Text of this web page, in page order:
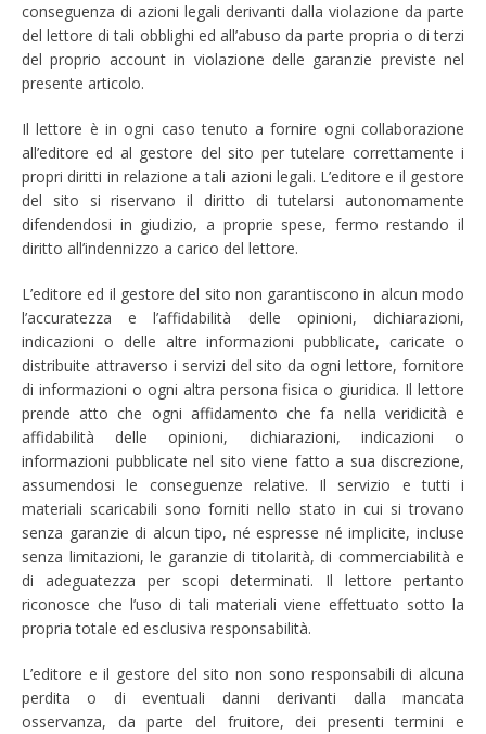
conseguenza di azioni legali derivanti dalla violazione da parte
del lettore di tali obblighi ed all’abuso da parte propria o di terzi
del proprio account in violazione delle garanzie previste nel
presente articolo.
Il lettore è in ogni caso tenuto a fornire ogni collaborazione
all’editore ed al gestore del sito per tutelare correttamente i
propri diritti in relazione a tali azioni legali. L’editore e il gestore
del sito si riservano il diritto di tutelarsi autonomamente
difendendosi in giudizio, a proprie spese, fermo restando il
diritto all’indennizzo a carico del lettore.
L’editore ed il gestore del sito non garantiscono in alcun modo
l’accuratezza e l’affidabilità delle opinioni, dichiarazioni,
indicazioni o delle altre informazioni pubblicate, caricate o
distribuite attraverso i servizi del sito da ogni lettore, fornitore
di informazioni o ogni altra persona fisica o giuridica. Il lettore
prende atto che ogni affidamento che fa nella veridicità e
affidabilità delle opinioni, dichiarazioni, indicazioni o
informazioni pubblicate nel sito viene fatto a sua discrezione,
assumendosi le conseguenze relative. Il servizio e tutti i
materiali scaricabili sono forniti nello stato in cui si trovano
senza garanzie di alcun tipo, né espresse né implicite, incluse
senza limitazioni, le garanzie di titolarità, di commerciabilità e
di adeguatezza per scopi determinati. Il lettore pertanto
riconosce che l’uso di tali materiali viene effettuato sotto la
propria totale ed esclusiva responsabilità.
L’editore e il gestore del sito non sono responsabili di alcuna
perdita o di eventuali danni derivanti dalla mancata
osservanza, da parte del fruitore, dei presenti termini e